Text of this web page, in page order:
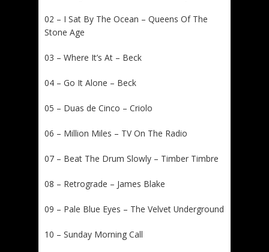
02 – I Sat By The Ocean – Queens Of The
Stone Age
03 – Where It’s At – Beck
04 – Go It Alone – Beck
05 – Duas de Cinco – Criolo
06 – Million Miles – TV On The Radio
07 – Beat The Drum Slowly – Timber Timbre
08 – Retrograde – James Blake
09 – Pale Blue Eyes – The Velvet Underground
10 – Sunday Morning Call